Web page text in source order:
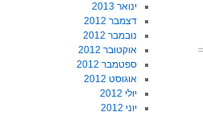
ינואר 2013
דצמבר 2012
נובמבר 2012
אוקטובר 2012
ספטמבר 2012
אוגוסט 2012
יולי 2012
יוני 2012